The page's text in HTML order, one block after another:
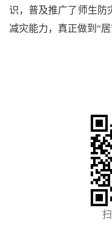
识，普及推广了师生防
减灾能力，真正做到“